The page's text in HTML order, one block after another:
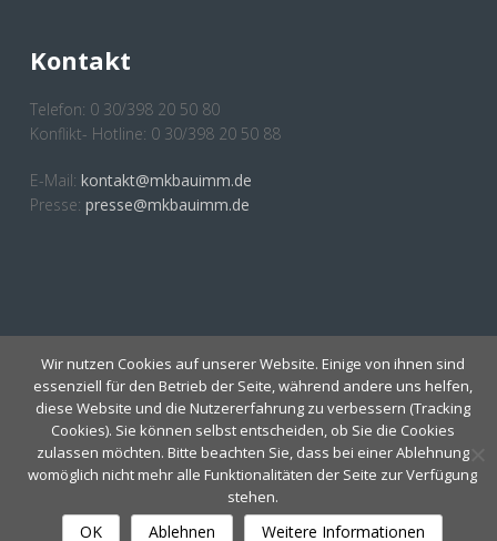
Kontakt
Telefon: 0 30/398 20 50 80
Konflikt- Hotline: 0 30/398 20 50 88
E-Mail: kontakt@mkbauimm.de
Presse: presse@mkbauimm.de
Anmeldung Newsletter
Wir nutzen Cookies auf unserer Website. Einige von ihnen sind
essenziell für den Betrieb der Seite, während andere uns helfen,
diese Website und die Nutzererfahrung zu verbessern (Tracking
Cookies). Sie können selbst entscheiden, ob Sie die Cookies
zulassen möchten. Bitte beachten Sie, dass bei einer Ablehnung
womöglich nicht mehr alle Funktionalitäten der Seite zur Verfügung
stehen.
OK Ablehnen Weitere Informationen